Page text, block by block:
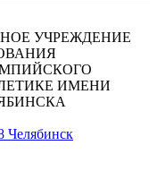
УЧРЕЖДЕНИЕ
ИМЕНИ
Челябинск